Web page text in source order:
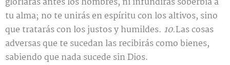
tu alma; no te unirás en espíritu con los altivos, sino
que tratarás con los justos y humildes. 10.Las cosas
adversas que te sucedan las recibirás como bienes,
sabiendo que nada sucede sin Dios.